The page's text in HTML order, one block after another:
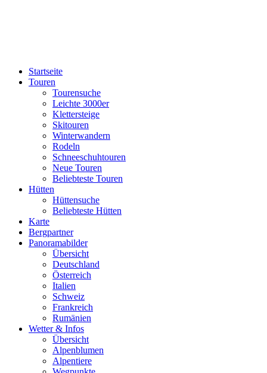
Startseite
Touren
Tourensuche
Leichte 3000er
Klettersteige
Skitouren
Winterwandern
Rodeln
Schneeschuhtouren
Neue Touren
Beliebteste Touren
Hütten
Hüttensuche
Beliebteste Hütten
Karte
Bergpartner
Panoramabilder
Übersicht
Deutschland
Österreich
Italien
Schweiz
Frankreich
Rumänien
Wetter & Infos
Übersicht
Alpenblumen
Alpentiere